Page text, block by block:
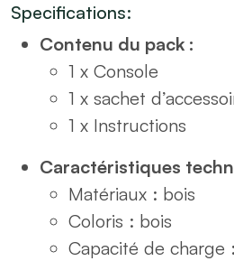
Specifications:
Contenu du pack :
1 x Console
1 x sachet
1 x Instructions
Caractéristiques
Matériaux : bois
Coloris : bois
Capacité de charge